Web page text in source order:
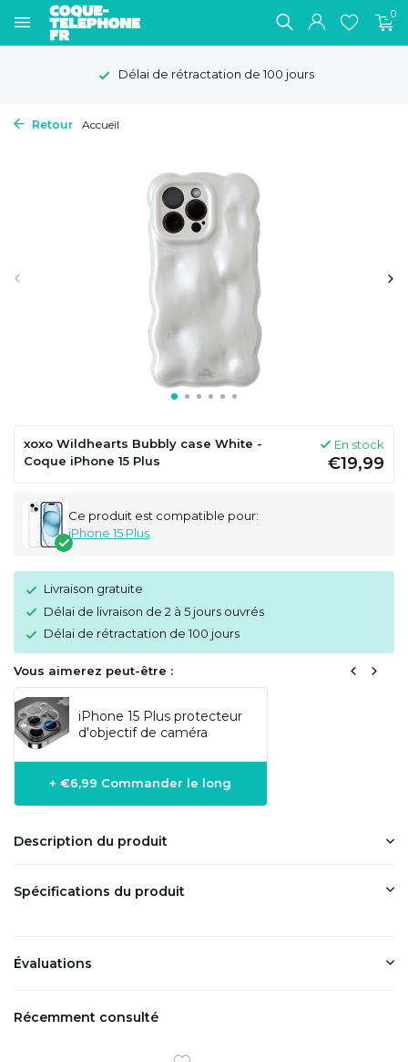
0
Livraison gratuite
Retour Accueil
xoxo Wildhearts Bubbly case White -
Coque iPhone 15 Plus
En stock
€19,99
Ce produit est compatible pour:
iPhone 15 Plus
Livraison gratuite
Délai de livraison de 2 à 5 jours ouvrés
Délai de rétractation de 100 jours
Vous aimerez peut-être :
iPhone 15 Plus protecteur
d'objectif de caméra
+ €6,99 Commander le long
Description du produit
Spécifications du produit
Évaluations
Récemment consulté